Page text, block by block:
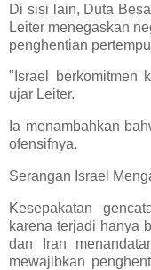
Di sisi lain, Duta
Leiter menegaskan
penghentian
"Israel berkomitmen
ujar Leiter.
Ia menambahkan
ofensifnya.
Serangan Israel
Kesepakatan
karena terjadi hanya
dan Iran
mewajibkan